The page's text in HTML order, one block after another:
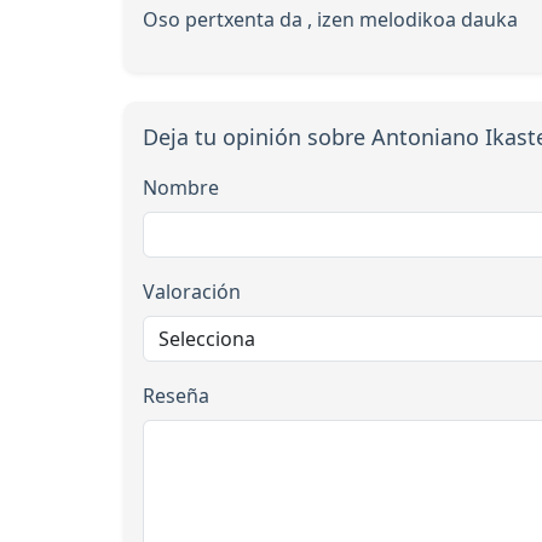
Oso pertxenta da , izen melodikoa dauka
Deja tu opinión sobre Antoniano
Nombre
Valoración
Reseña